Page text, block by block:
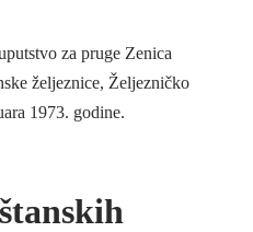
za pruge Zenica
željeznice, Željezničko
1973. godine.